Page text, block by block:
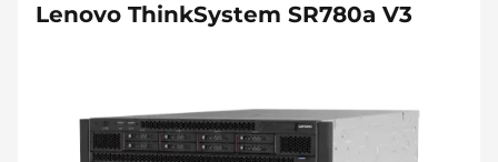
Lenovo ThinkSystem SR780a V3